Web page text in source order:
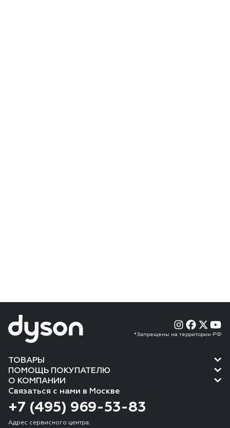
*Запрещены на территории РФ
ТОВАРЫ
ПОМОЩЬ ПОКУПАТЕЛЮ
О КОМПАНИИ
Связаться с нами в Москве
+7 (495) 969-53-83
Адрес сервисного центра: